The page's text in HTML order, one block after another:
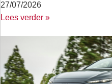
27/07/2026
Lees verder »